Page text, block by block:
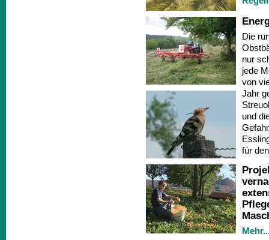
Die
nur
jede
von
Jahr
und
für